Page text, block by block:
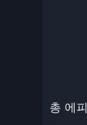
총 에